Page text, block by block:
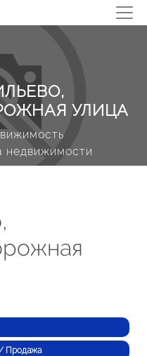
УЛИЦА
недвижимости
/ Продажа